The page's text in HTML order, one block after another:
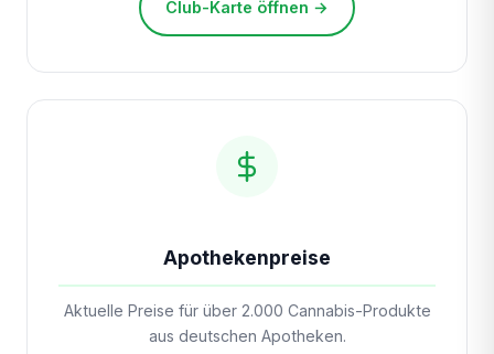
Club-Karte öffnen →
Apothekenpreise
Aktuelle Preise für über 2.000 Cannabis-Produkte
aus deutschen Apotheken.